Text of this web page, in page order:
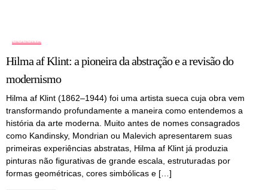
COLUNA
Hilma af Klint: a pioneira da abstração e a revisão do
modernismo
Hilma af Klint (1862–1944) foi uma artista sueca cuja obra vem
transformando profundamente a maneira como entendemos a
história da arte moderna. Muito antes de nomes consagrados
como Kandinsky, Mondrian ou Malevich apresentarem suas
primeiras experiências abstratas, Hilma af Klint já produzia
pinturas não figurativas de grande escala, estruturadas por
formas geométricas, cores simbólicas e […]